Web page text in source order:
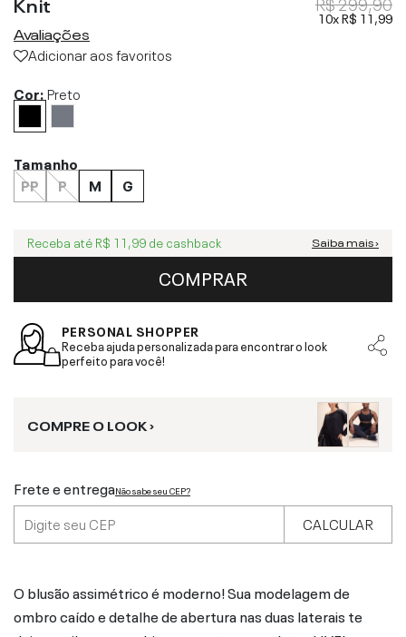
Avaliações
Adicionar aos favoritos
10xR$ 11,99
Cor:Preto
Tamanho
PP
P M G
Receba até R$ 11,99 de cashback Saiba mais ›
COMPRAR
PERSONAL SHOPPER
Receba ajuda personalizada para encontrar o look
perfeito para você!
COMPRE O LOOK ›
Frete e entregaNão sabe seu CEP?
CALCULAR
O blusão assimétrico é moderno! Sua modelagem de
ombro caído e detalhe de abertura nas duas laterais te